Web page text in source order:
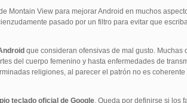
Montain View para mejorar Android en muchos
pasado por un filtro para evitar que
que consideran ofensivas de mal gusto. Muchas
del cuerpo femenino y hasta enfermedades de
religiones, al parecer el patrón no es coherente
teclado oficial de Google. Queda por definirse si los